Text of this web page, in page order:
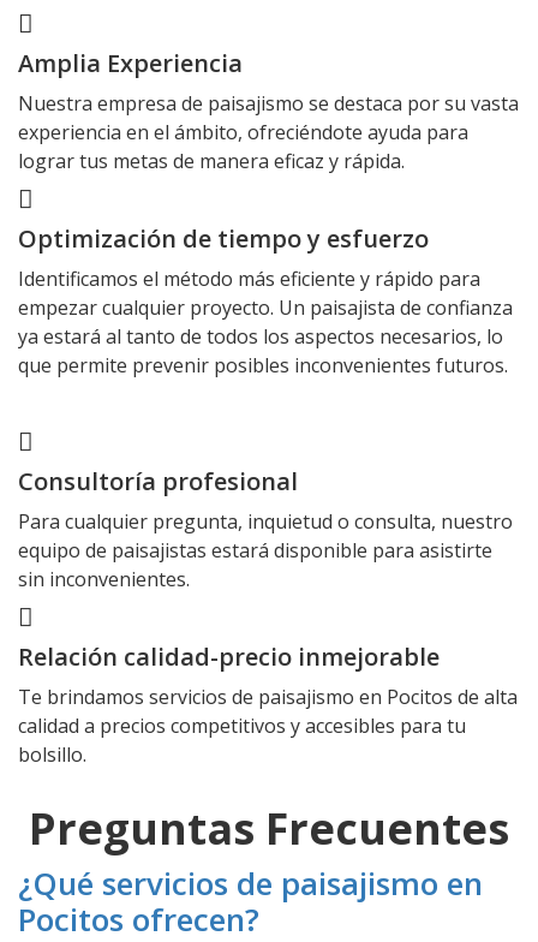
Amplia Experiencia
Nuestra empresa de paisajismo se destaca por su vasta
experiencia en el ámbito, ofreciéndote ayuda para
lograr tus metas de manera eficaz y rápida.
Optimización de tiempo y esfuerzo
Identificamos el método más eficiente y rápido para
empezar cualquier proyecto. Un paisajista de confianza
ya estará al tanto de todos los aspectos necesarios, lo
que permite prevenir posibles inconvenientes futuros.
Consultoría profesional
Para cualquier pregunta, inquietud o consulta, nuestro
equipo de paisajistas estará disponible para asistirte
sin inconvenientes.
Relación calidad-precio inmejorable
Te brindamos servicios de paisajismo en Pocitos de alta
calidad a precios competitivos y accesibles para tu
bolsillo.
Preguntas Frecuentes
¿Qué servicios de paisajismo en
Pocitos ofrecen?